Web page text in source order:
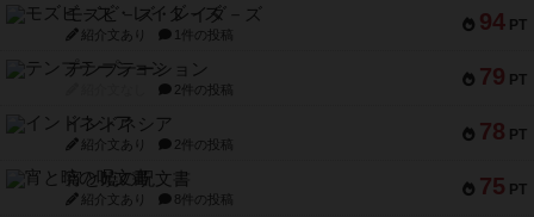
94 PT
モズビ－ズ・レイダ－ズ
紹介文あり 1件の投稿
79 PT
テンプテーション
2件の投稿
78 PT
インドネシア
紹介文あり 2件の投稿
75 PT
宵と暁の呪文書
紹介文あり 8件の投稿